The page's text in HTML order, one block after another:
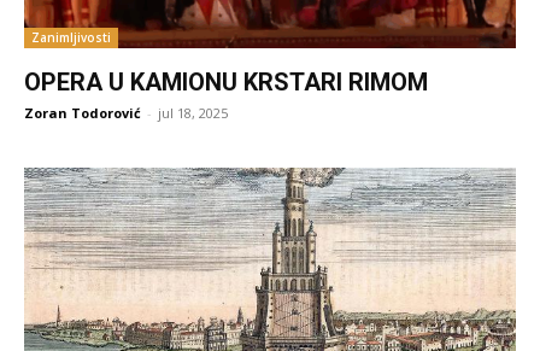
Zanimljivosti
OPERA U KAMIONU KRSTARI RIMOM
Zoran Todorović - jul 18, 2025